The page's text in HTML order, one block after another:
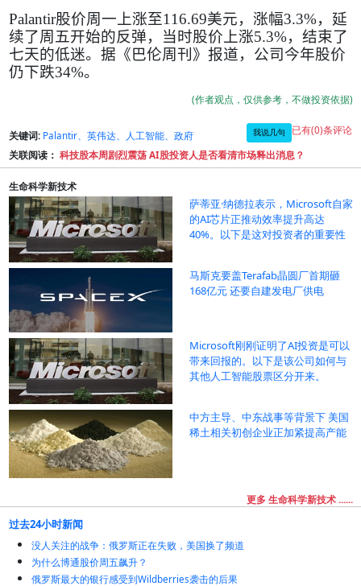
Palantir股价周一上涨至116.69美元，涨幅3.3%，延
续了周五开始的反弹，当时股价上涨5.3%，结束了
七天的低迷。据《巴伦周刊》报道，公司今年股价
仍下跌34%。
(作者观点，仅供参考，不做投资依据)
关键词: Palantir、英伟达、人工智能、政府 我说几句 已有(0)条评论
关联阅读： 科技股本周剧烈震荡 AI股投资人是否看清市场释出消息？
生命科学新技术
萨蒂亚·纳德拉表示，Microsoft自家
的AI芯片正推动效率提升高达
40%。以下是这对投资者的重要性
马斯克要盖Terafab晶圆厂首期砸
168亿元 还要自建发电厂供电
Microsoft刚刚证明了AI投资是可以
带来回报的。以下是该公司如何与
其他人工智能股票区分开来。
中方主导、中东战事等背景下 美国
稀土相关初创企业正加紧提高产能
更多 生命科学新技术 ......
过去24小时新闻
没人关注的战争：俄罗斯正在失败，美国换了频道
为什么博通股价周五飙升？
俄罗斯最大的银行感受到Wildberries袭击的后果